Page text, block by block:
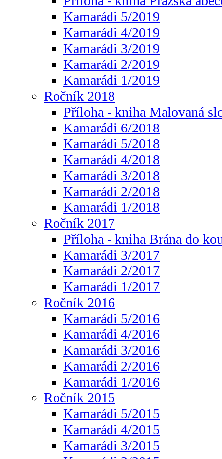
Kamarádi 5/2019
Kamarádi 4/2019
Kamarádi 3/2019
Kamarádi 2/2019
Kamarádi 1/2019
Ročník 2018
Příloha - kniha Malovaná
Kamarádi 6/2018
Kamarádi 5/2018
Kamarádi 4/2018
Kamarádi 3/2018
Kamarádi 2/2018
Kamarádi 1/2018
Ročník 2017
Příloha - kniha Brána do
Kamarádi 3/2017
Kamarádi 2/2017
Kamarádi 1/2017
Ročník 2016
Kamarádi 5/2016
Kamarádi 4/2016
Kamarádi 3/2016
Kamarádi 2/2016
Kamarádi 1/2016
Ročník 2015
Kamarádi 5/2015
Kamarádi 4/2015
Kamarádi 3/2015